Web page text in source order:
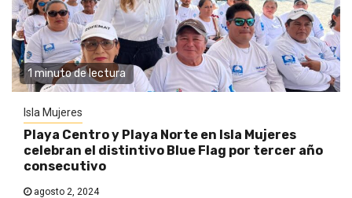
1 minuto de lectura
Isla Mujeres
Playa Centro y Playa Norte en Isla Mujeres
celebran el distintivo Blue Flag por tercer año
consecutivo
agosto 2, 2024